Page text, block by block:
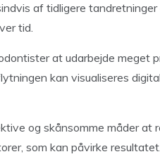
af tidligere
tid.
at udarbejde meget
kan visualiseres
og skånsomme måder at
som kan påvirke